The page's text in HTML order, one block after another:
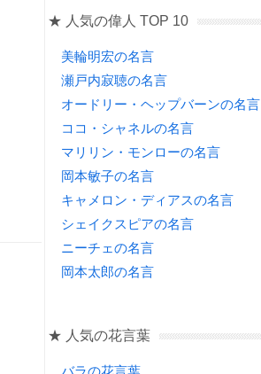
★ 人気の偉人 TOP 10
美輪明宏の名言
瀬戸内寂聴の名言
オードリー・ヘップバーンの名言
ココ・シャネルの名言
マリリン・モンローの名言
岡本敏子の名言
キャメロン・ディアスの名言
シェイクスピアの名言
ニーチェの名言
岡本太郎の名言
★ 人気の花言葉
バラの花言葉